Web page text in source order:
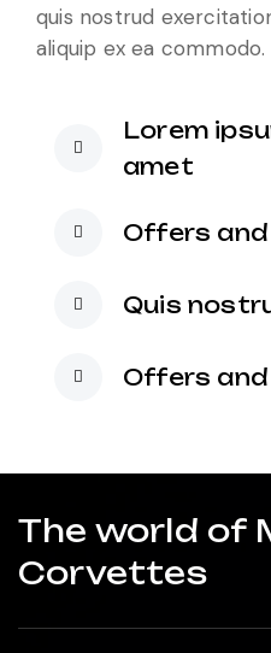
quis nostrud
aliquip ex ea commodo.
Lorem
amet
Offers
Quis
Offers
The world of
Corvettes